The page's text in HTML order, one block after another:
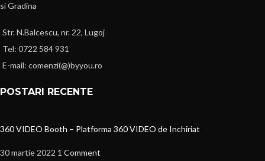
si Gradina
Str. N.Balcescu, nr. 22, Lugoj
Tel: 0722 584 931
E-mail: comenzi(@)byyou.ro
POSTARI RECENTE
360 VIDEO Booth – Platforma 360 VIDEO de Inchiriat
30 martie 2022 1 Comment